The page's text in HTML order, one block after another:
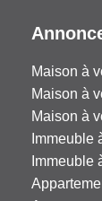
Maison à
Maison à
Maison à
Immeuble
Immeuble